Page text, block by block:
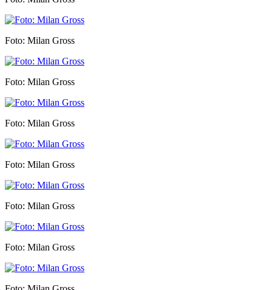
Foto: Milan Gross
Foto: Milan Gross
Foto: Milan Gross
Foto: Milan Gross
Foto: Milan Gross
Foto: Milan Gross